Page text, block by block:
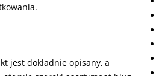
jest dokładnie opisany, a